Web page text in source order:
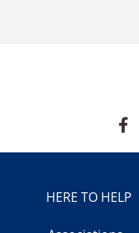
HERE TO HELP